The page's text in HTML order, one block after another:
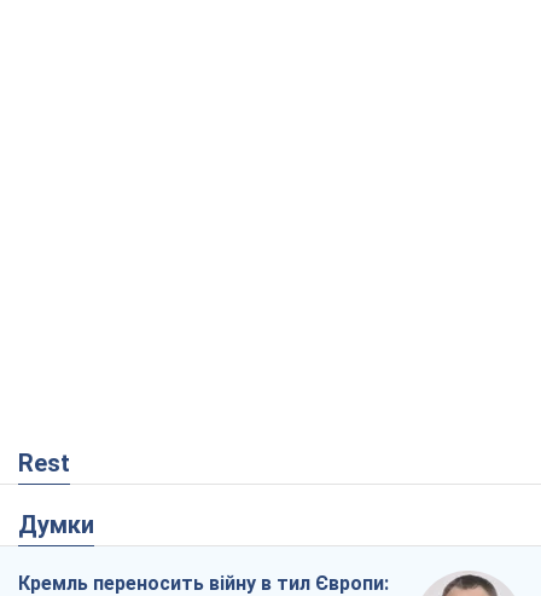
Rest
Думки
Кремль переносить війну в тил Європи: